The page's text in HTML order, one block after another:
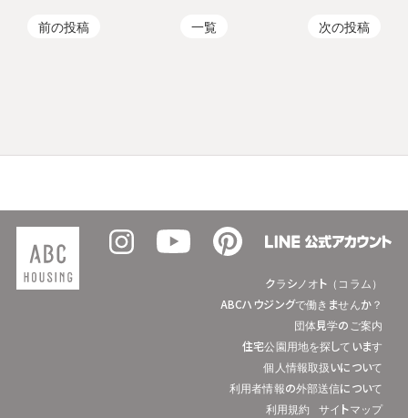
前の投稿 一覧 次の投稿
クラシノオト（コラム）
ABCハウジングで働きませんか？
団体見学のご案内
住宅公園用地を探しています
個人情報取扱いについて
利用者情報の外部送信について
利用規約
サイトマップ